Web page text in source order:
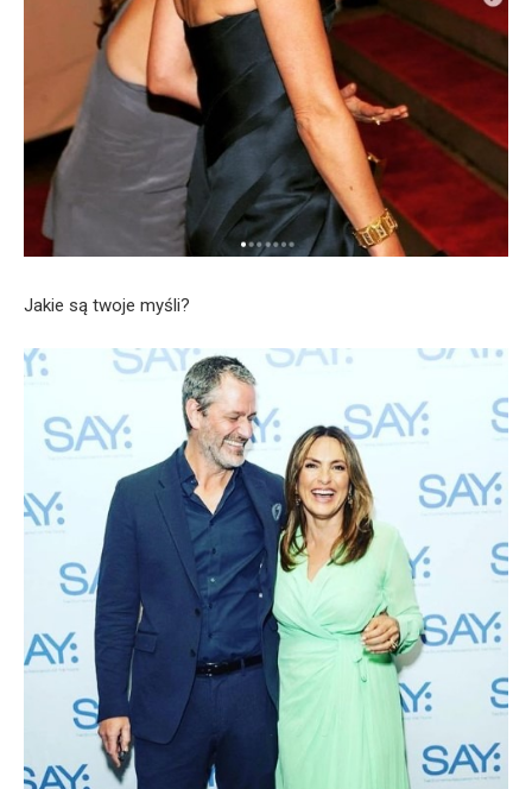
Jakie są twoje myśli?